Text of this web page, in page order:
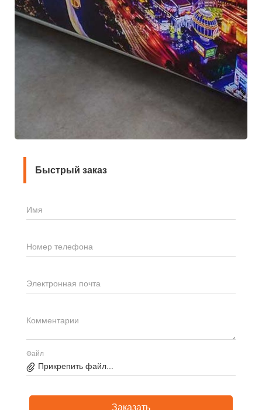
Быстрый заказ
Имя
Номер телефона
Электронная почта
Комментарии
Файл
Прикрепить файл...
Заказать